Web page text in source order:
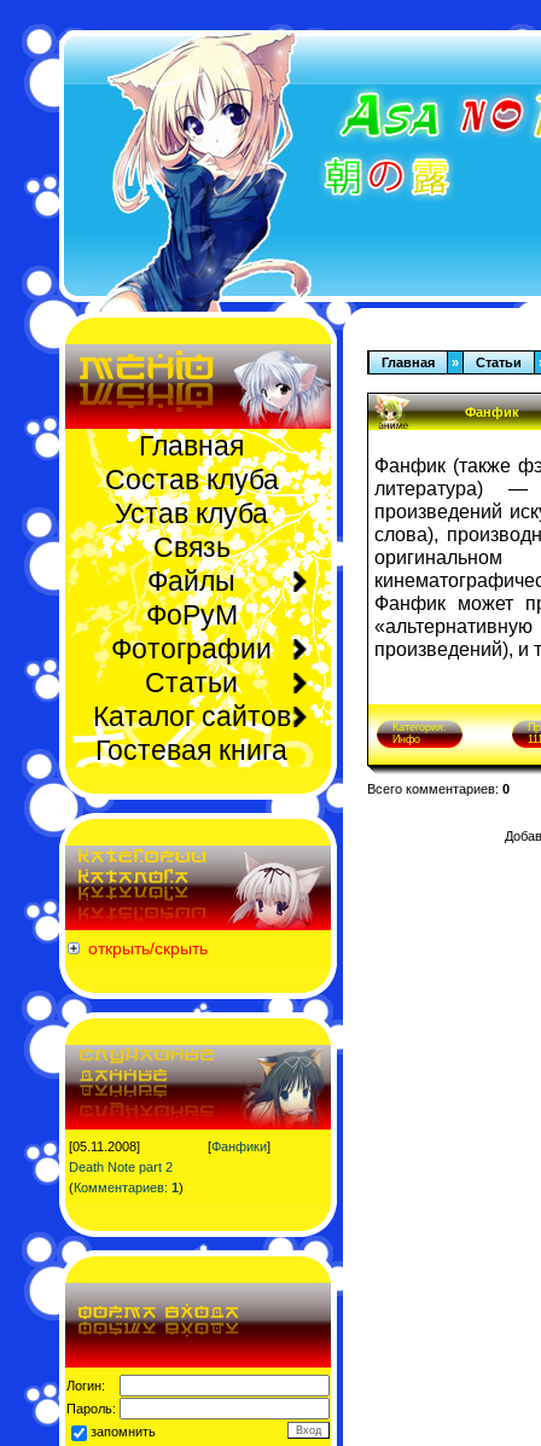
Главная
Состав клуба
Устав клуба
Связь
Файлы
ФоРуМ
Фотографии
Статьи
Каталог сайтов
Гостевая книга
открыть/скрыть
[05.11.2008] [Фанфики]
Death Note part 2
(Комментариев: 1)
Логин:
Пароль:
запомнить
Главная » Статьи
Фанфик
Фанфик (также
литература) —
произведений
слова),
Фанфик может
произведений), и
Категория:
Инфо
Всего комментариев: 0